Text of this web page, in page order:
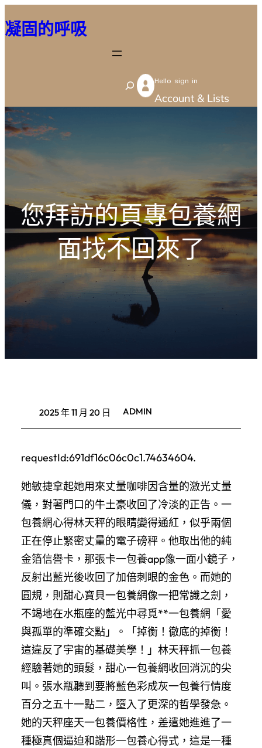
至
容
凝固的呼吸
S
e
Hello sign in
Account & Lists
您拜訪的頁專包養網
面找不回來了
2025 年 11 月 20 日 ADMIN
requestId:691df16c06c0c1.74634604.
她敏捷拿起她用來丈量咖啡因含量的激光丈量
儀，對著門口的牛土豪收回了冷淡的正告。一
包養網心得林天秤的眼睛變得通紅，似乎兩個
正在停止緊密丈量的電子磅秤。他取出他的純
金箔信譽卡，那張卡一包養app像一面小鏡子，
反射出藍光後收回了加倍刺眼的金色。而她的
圓規，則甜心寶貝一包養網像一把常識之劍，
不竭地在水瓶座的藍光中尋覓**一包養網「愛
與孤單的準確交點」。「掉衡！徹底的掉衡！
這違反了宇宙的基礎美學！」林天秤抓一包養
經驗著她的頭髮，甜心一包養網收回消沉的尖
叫。張水瓶聽到要將藍色彩成灰一包養行情度
百分之五十一點二，墮入了更深的哲學發急。
她的天秤座天一包養價格性，差遣她進進了一
種極真個逼迫和諧形一包養心得式，這是一種